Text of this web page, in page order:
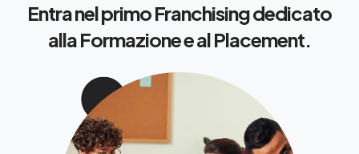
Entra nel primo Franchising dedicato
alla Formazione e al Placement.